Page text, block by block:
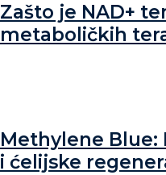
Zašto je NAD+
metaboličkih
Methylene Blue:
i ćelijske